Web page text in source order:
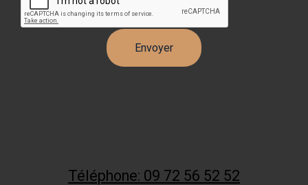
Téléphone: 09 72 56 52 52